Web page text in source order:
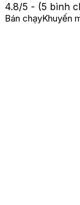
4.8/5 - (5 bình
Bán chạyKhuyến